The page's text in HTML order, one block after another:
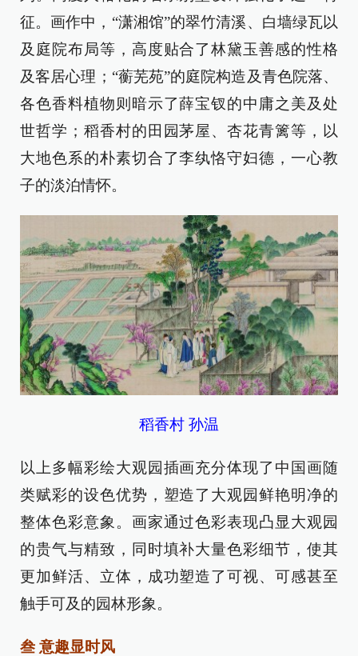
征。画作中，“潇湘馆”的翠竹清溪、白墙绿瓦以
及庭院布局等，高度贴合了林黛玉善感的性格
及客居心理；“蘅芜苑”的庭院构造及青色院落、
各色香料植物则暗示了薛宝钗的中庸之美及处
世哲学；稻香村的田园茅屋、杏花青篱等，以
大地色系的朴素切合了李纨恪守妇德，一心教
子的淡泊情怀。
稻香村 孙温
以上多幅彩绘大观园插画充分体现了中国画随
类赋彩的设色优势，塑造了大观园鲜艳明净的
整体色彩意象。画家通过色彩表现凸显大观园
的贵气与精致，同时填补大量色彩细节，使其
更加鲜活、立体，成功塑造了可视、可感甚至
触手可及的园林形象。
叁 意趣显时风